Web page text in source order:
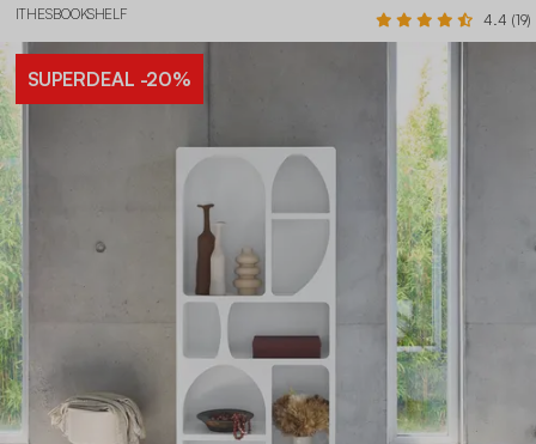
ITHESBOOKSHELF 4.4 (19)
SUPERDEAL -20%